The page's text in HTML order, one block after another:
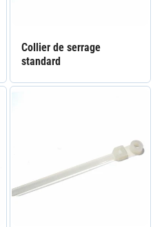
Collier de serrage
standard